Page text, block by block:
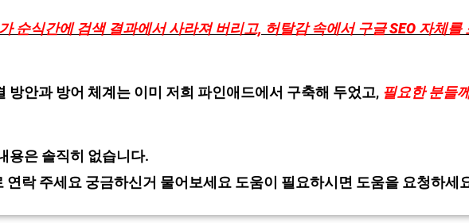
순식간에 검색 결과에서 사라져 버리고, 허탈감 속에서 구글 SEO 자체를
방안과 방어 체계는 이미 저희 파인애드에서 구축해 두었고, 필요한 분들
용은 솔직히 없습니다.
연락 주세요 궁금하신거 물어보세요 도움이 필요하시면 도움을 요청하세